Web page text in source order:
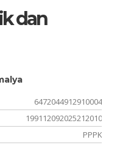
dan
6472044912910004
199112092025212010
PPPK